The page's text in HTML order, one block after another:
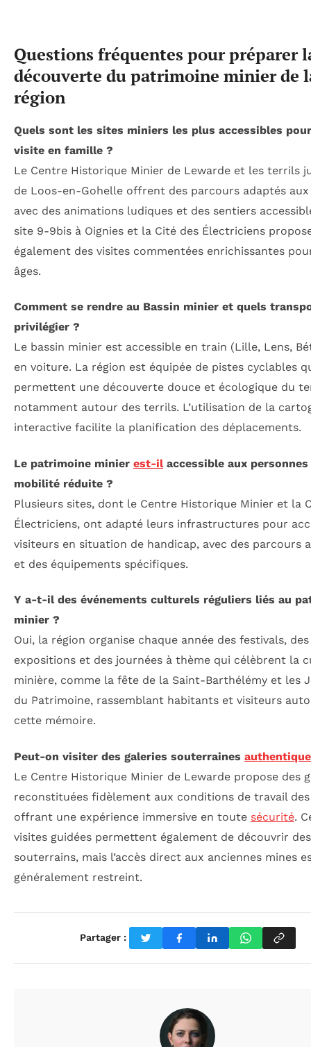
Questions fréquentes pour préparer
découverte du patrimoine minier de
région
Quels sont les sites miniers les plus accessibles
visite en famille ?
Le Centre Historique Minier de Lewarde et les terrils
de Loos-en-Gohelle offrent des parcours adaptés
avec des animations ludiques et des sentiers
site 9-9bis à Oignies et la Cité des Électriciens
également des visites commentées enrichissantes
âges.
Comment se rendre au Bassin minier et quels
privilégier ?
Le bassin minier est accessible en train (Lille, Lens,
en voiture. La région est équipée de pistes cyclables
permettent une découverte douce et écologique du
notamment autour des terrils. L’utilisation de la
interactive facilite la planification des déplacements.
Le patrimoine minier est-ilaccessible aux personnes
mobilité réduite ?
Plusieurs sites, dont le Centre Historique Minier et la
Électriciens, ont adapté leurs infrastructures pour
visiteurs en situation de handicap, avec des parcours
et des équipements spécifiques.
Y a-t-il des événements culturels réguliers liés au
minier ?
Oui, la région organise chaque année des festivals, des
expositions et des journées à thème qui célèbrent la
minière, comme la fête de la Saint-Barthélémy et les
du Patrimoine, rassemblant habitants et visiteurs
cette mémoire.
Peut-on visiter des galeries souterraines
Le Centre Historique Minier de Lewarde propose des
reconstituées fidèlement aux conditions de travail
offrant une expérience immersive en toute sécurité.
visites guidées permettent également de découvrir
souterrains, mais l’accès direct aux anciennes mines
généralement restreint.
Partager :